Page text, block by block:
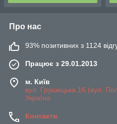
Про нас
93% позитивних з 1124
Працює з 29.01.2013
м. Київ
вул. Грушецька 16 (вул.
Україна
Контакти